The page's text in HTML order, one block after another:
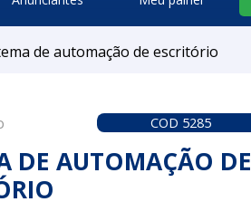
de automação de escritório
COD 5285
DE AUTOMAÇÃO DE